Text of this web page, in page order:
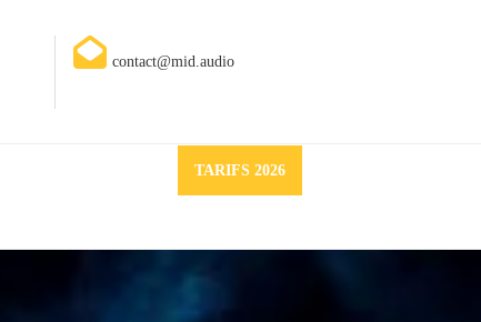
contact@mid.audio
TARIFS 2026Request
a